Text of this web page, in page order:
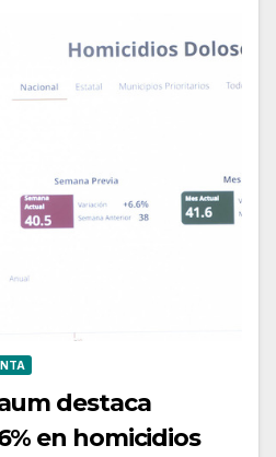
destaca
en homicidios